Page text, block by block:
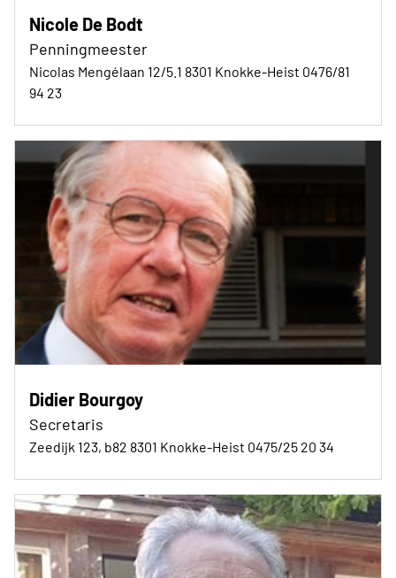
Nicole De Bodt
Penningmeester
Nicolas Mengélaan 12/5.1 8301 Knokke-Heist 0476/81
94 23
Didier Bourgoy
Secretaris
Zeedijk 123, b82 8301 Knokke-Heist 0475/25 20 34